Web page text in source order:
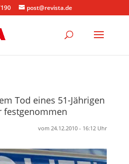
post@revista.de
Tod eines 51-Jährigen
festgenommen
vom 24.12.2010 - 16:12 Uhr